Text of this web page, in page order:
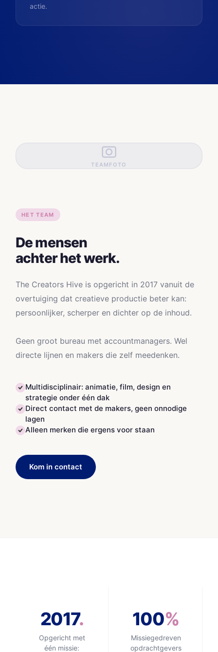
actie.
TEAMFOTO
HET TEAM
De mensen
achter het werk.
The Creators Hive is opgericht in 2017 vanuit de
overtuiging dat creatieve productie beter kan:
persoonlijker, scherper en dichter op de inhoud.
Geen groot bureau met accountmanagers. Wel
directe lijnen en makers die zelf meedenken.
Multidisciplinair: animatie, film, design en
strategie onder één dak
Direct contact met de makers, geen onnodige
lagen
Alleen merken die ergens voor staan
Kom in contact
2017.
Opgericht met
één missie:
100%
Missiegedreven
opdrachtgevers